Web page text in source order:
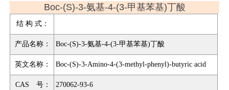
Boc-(S)-3-氨基-4-(3-甲基苯基)丁酸
结 构 式：
产品名称： Boc-(S)-3-氨基-4-(3-甲基苯基)丁酸
英文名称： Boc-(S)-3-Amino-4-(3-methyl-phenyl)-butyric acid
CAS 号： 270062-93-6